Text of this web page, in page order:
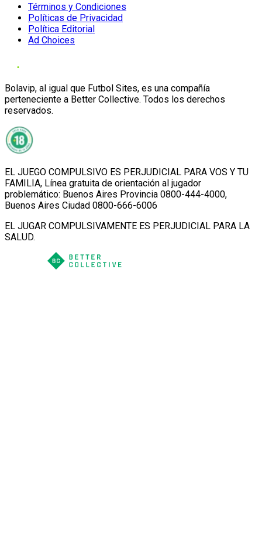
Términos y Condiciones
Políticas de Privacidad
Política Editorial
Ad Choices
Bolavip, al igual que Futbol Sites, es una compañía
perteneciente a Better Collective. Todos los derechos
reservados.
EL JUEGO COMPULSIVO ES PERJUDICIAL PARA VOS Y TU
FAMILIA, Línea gratuita de orientación al jugador
problemático: Buenos Aires Provincia 0800-444-4000,
Buenos Aires Ciudad 0800-666-6006
EL JUGAR COMPULSIVAMENTE ES PERJUDICIAL PARA LA
SALUD.